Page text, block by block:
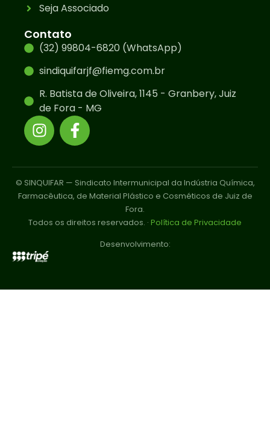
Seja Associado
Contato
(32) 99804-6820 (WhatsApp)
sindiquifarjf@fiemg.com.br
R. Batista de Oliveira, 1145 - Granbery, Juiz
de Fora - MG
© SINQUIFAR — Sindicato Intermunicipal da Indústria Química,
Farmacêutica, de Material Plástico e Cosméticos de Juiz de
Fora.
Todos os direitos reservados. · Política de Privacidade
Desenvolvimento: